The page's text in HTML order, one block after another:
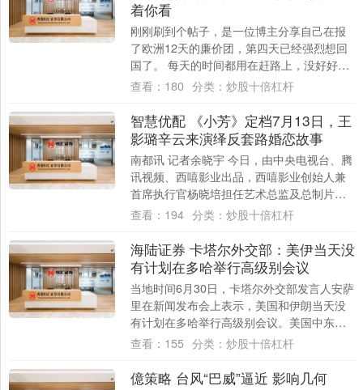
着你看
刚刚刷到个帖子，是一位博主分享自己在报
了欧洲12天的廉价团，第四天已经强烈想回
国了。 每天的时间都用在赶路上，没好好吃
饭或压根没时间吃饭，太累了。 评论区网友
查看： 180 分类： 炒股十倍杠杆
智慧优配 《小芳》定档7月13日，王
影璐辛云来演绎反套路婚恋故事
南都讯 记者余晓宇 今日，由中央电视台、腾
讯视频、西嘻影业出品，西嘻影业创始人兼
首席执行官杨晓培担任艺术总监及总制片
人，韩琰导演，裴文编剧，王璐璐（王影
查看： 194 分类： 炒股十倍杠杆
海陆证券 卡塔尔外交部：美伊当天没
有计划在多哈举行高级别会议
当地时间6月30日，卡塔尔外交部发言人安萨
里在新闻发布会上表示，美国和伊朗当天没
有计划在多哈举行高级别会议。美国中东问
题特使威特科夫和特朗普的女婿库什纳当天
查看： 155 分类： 炒股十倍杠杆
億策略 台风“巴威”逼近 影响几何